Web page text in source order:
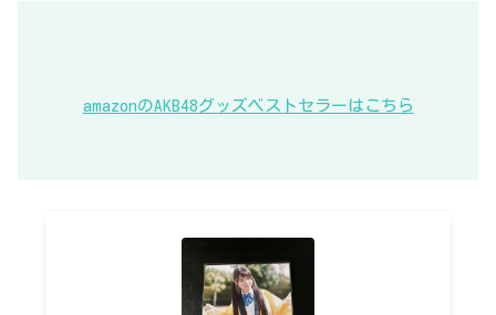
amazonのAKB48グッズベストセラーはこちら